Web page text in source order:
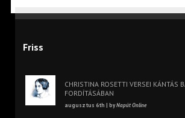
Friss
CHRISTINA ROSETTI VERSEI KÁNTÁS
FORDÍTÁSÁBAN
augusztus 6th | byNapút Online